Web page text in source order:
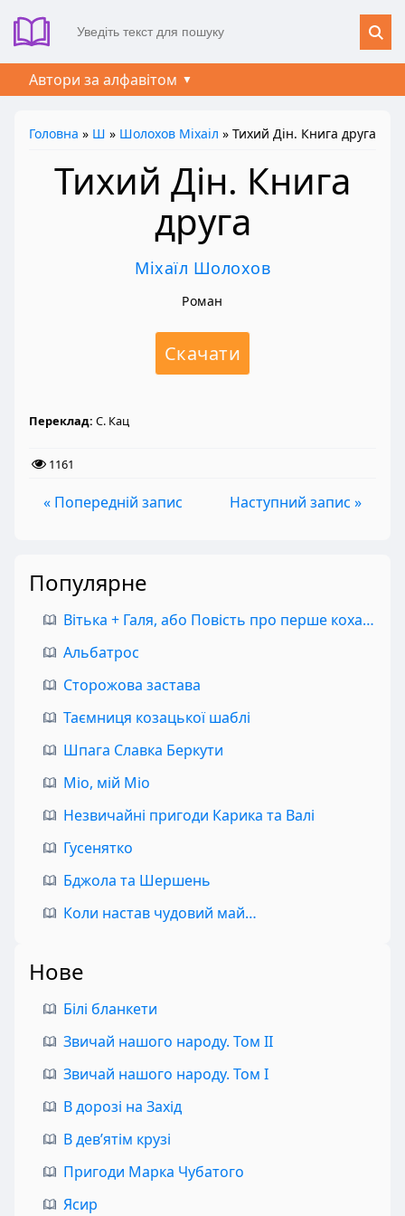
Автори за алфавітом
Головна » Ш » Шолохов Міхаіл » Тихий Дін. Книга друга
Тихий Дін. Книга
друга
Міхаїл Шолохов
Роман
Скачати
Переклад: С. Кац
1161
« Попередній запис Наступний запис »
Популярне
Вітька + Галя, або Повість про перше кохання
Альбатрос
Сторожова застава
Таємниця козацької шаблі
Шпага Славка Беркути
Міо, мій Міо
Незвичайні пригоди Карика та Валі
Гусенятко
Бджола та Шершень
Коли настав чудовий май…
Нове
Білі бланкети
Звичай нашого народу. Том II
Звичай нашого народу. Том I
В дорозі на Захід
В дев’ятім крузі
Пригоди Марка Чубатого
Ясир